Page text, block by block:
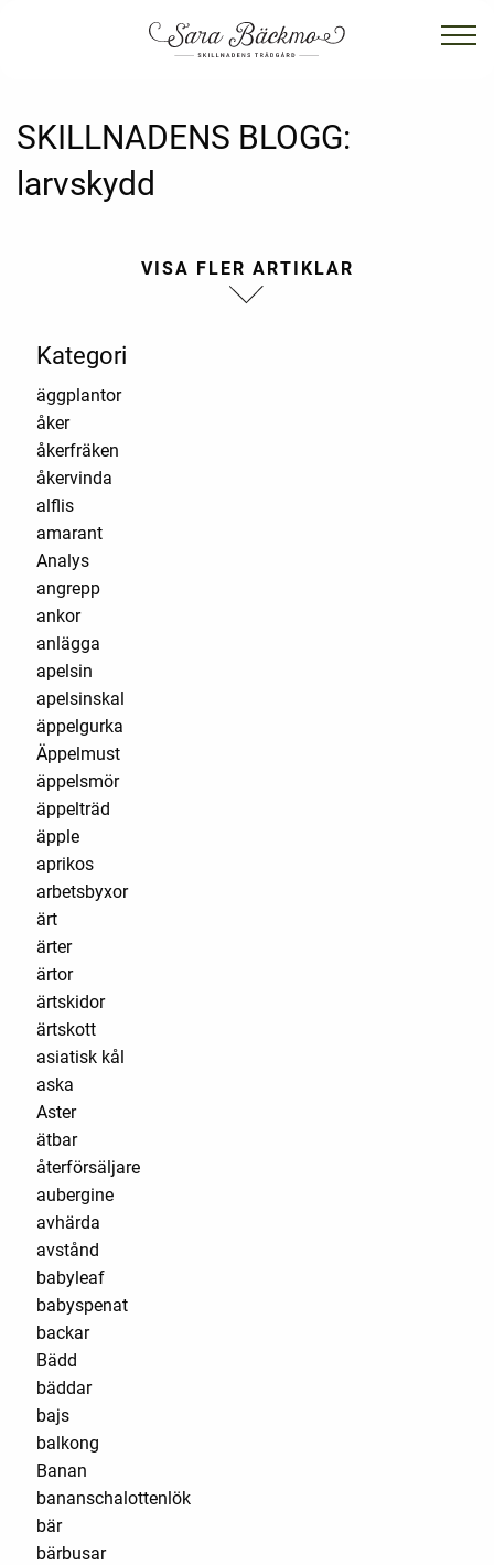
SKILLNADENS BLOGG:
larvskydd
Kategori
äggplantor
åker
åkerfräken
åkervinda
alflis
amarant
Analys
angrepp
ankor
anlägga
apelsin
apelsinskal
äppelgurka
Äppelmust
äppelsmör
äppelträd
äpple
aprikos
arbetsbyxor
ärt
ärter
ärtor
ärtskidor
ärtskott
asiatisk kål
aska
Aster
ätbar
återförsäljare
aubergine
avhärda
avstånd
babyleaf
babyspenat
backar
Bädd
bäddar
bajs
balkong
Banan
bananschalottenlök
bär
bärbusar